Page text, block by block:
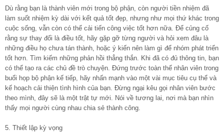
Dù rằng bạn là thành viên mới trong bộ phận, còn người tiền nhiệm đã
làm suốt nhiệm kỳ dài với kết quả tốt đẹp, nhưng như mọi thứ khác trong
cuộc sống, vẫn còn có thể cải tiến công việc tốt hơn nữa. Để củng cố
rằng sự thay đổi là điều tốt, hãy gặp gỡ từng người và hỏi xem đâu là
những điều họ chưa tán thành, hoặc ý kiến nên làm gì để nhóm phát triển
tốt hơn. Tìm kiếm những phản hồi thẳng thắn. Khi đã có đủ thông tin, bạn
có thể tạo ra các chủ đề trò chuyện. Đứng trước toàn thể nhân viên trong
buổi họp bộ phận kế tiếp, hãy nhấn mạnh vào một vài mục tiêu cụ thể và
kế hoạch cải thiện tình hình của bạn. Đừng ngại kêu gọi nhân viên bước
theo mình, đây sẽ là một trật tự mới. Nói về tương lai, nơi mà bạn nhìn
thấy mọi người cùng nhau chia sẻ thành công.
5. Thiết lập kỳ vọng